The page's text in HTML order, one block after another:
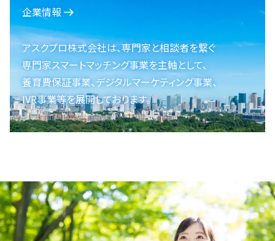
企業情報
アスクプロ株式会社は、専門家と相談者を繋ぐ
専門家スマートマッチング事業を主軸として、
養育費保証事業、 デジタルマーケティング事業、
IVR事業等を展開しております。